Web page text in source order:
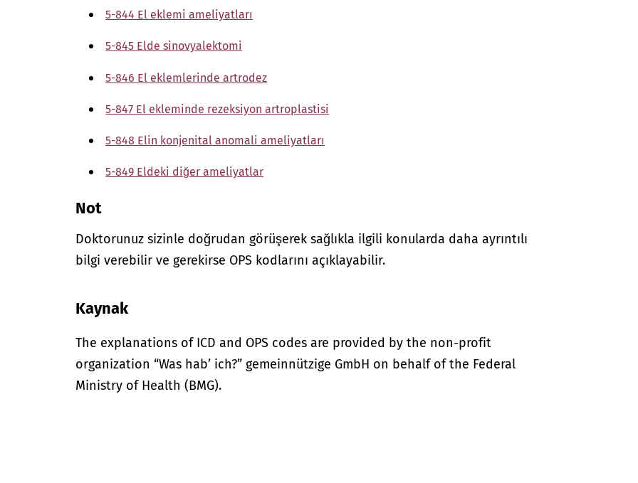
5-844 El eklemi ameliyatları
5-845 Elde sinovyalektomi
5-846 El eklemlerinde artrodez
5-847 El ekleminde rezeksiyon artroplastisi
5-848 Elin konjenital anomali ameliyatları
5-849 Eldeki diğer ameliyatlar
Not
Doktorunuz sizinle doğrudan görüşerek sağlıkla ilgili konularda daha ayrıntılı
bilgi verebilir ve gerekirse OPS kodlarını açıklayabilir.
Kaynak
The explanations of ICD and OPS codes are provided by the non-profit
organization “Was hab’ ich?” gemeinnützige GmbH on behalf of the Federal
Ministry of Health (BMG).